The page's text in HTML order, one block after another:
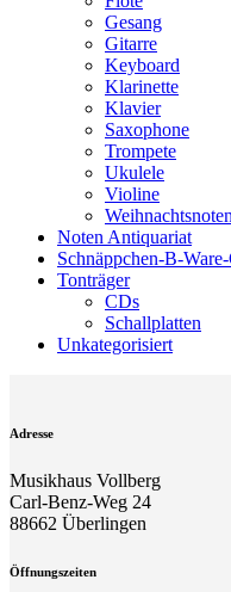
Gesang
Gitarre
Keyboard
Klarinette
Klavier
Saxophone
Trompete
Ukulele
Violine
Weihnachtsnoten
Noten Antiquariat
Schnäppchen-B-
Tonträger
CDs
Schallplatten
Unkategorisiert
Adresse
Musikhaus Vollberg
Carl-Benz-Weg 24
88662 Überlingen
Öffnungszeiten